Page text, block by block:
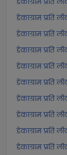
डेकाग्राम प्रति
डेकाग्राम प्रति
डेकाग्राम प्रति
डेकाग्राम प्रति
डेकाग्राम प्रति
डेकाग्राम प्रति
डेकाग्राम प्रति
डेकाग्राम प्रति
डेकाग्राम प्रति